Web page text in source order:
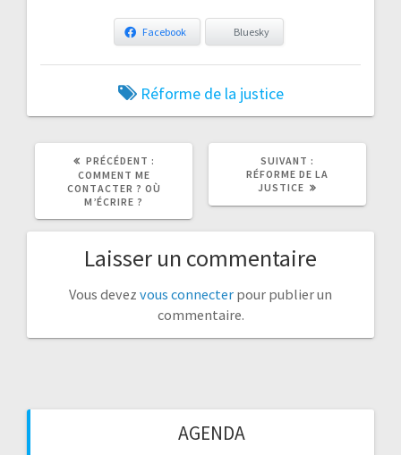
Facebook Bluesky
Réforme de la justice
PRÉCÉDENT :
ARTICLE
PRÉCÉDENT
COMMENT ME
CONTACTER ? OÙ
M’ÉCRIRE ?
SUIVANT :
ARTICLE
RÉFORME DE LA
JUSTICE
Laisser un commentaire
Vous devez vous connecter pour publier un
commentaire.
AGENDA